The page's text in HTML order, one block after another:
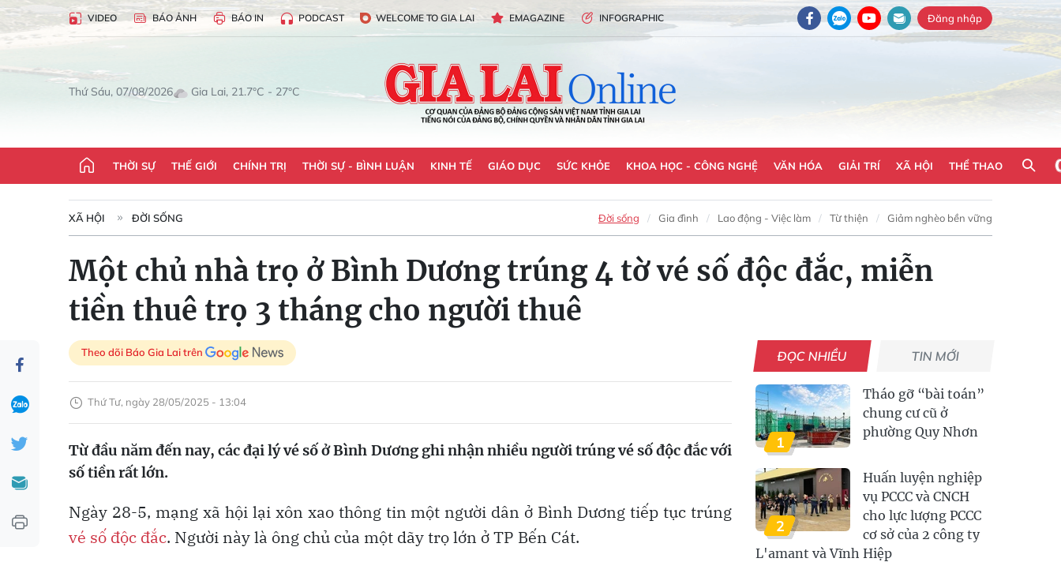
VIDEO BÁO ẢNH BÁO IN PODCAST WELCOME TO GIA LAI EMAGAZINE INFOGRAPHIC Đăng nhập
Thứ Sáu, 07/08/2026 Gia Lai, 21.7°C - 27°C
THỜI SỰ THẾ GIỚI CHÍNH TRỊ THỜI SỰ - BÌNH LUẬN KINH TẾ GIÁO DỤC SỨC KHỎE KHOA HỌC - CÔNG NGHỆ VĂN HÓA GIẢI TRÍ XÃ HỘI THỂ THAO
XÃ HỘI ĐỜI SỐNG Đời sống Gia đình Lao động - Việc làm Từ thiện Giảm nghèo bền vững
Một chủ nhà trọ ở Bình Dương trúng 4 tờ vé số độc đắc, miễn
tiền thuê trọ 3 tháng cho người thuê
Theo dõi Báo Gia Lai trên
Thứ Tư, ngày 28/05/2025 - 13:04
Từ đầu năm đến nay, các đại lý vé số ở Bình Dương ghi nhận nhiều người trúng vé số độc đắc với
số tiền rất lớn.
Ngày 28-5, mạng xã hội lại xôn xao thông tin một người dân ở Bình Dương tiếp tục trúng
vé số độc đắc. Người này là ông chủ của một dãy trọ lớn ở TP Bến Cát.
ĐỌC NHIỀU TIN MỚI
1
Tháo gỡ “bài toán”
chung cư cũ ở
phường Quy Nhơn
2
Huấn luyện nghiệp
vụ PCCC và CNCH
cho lực lượng PCCC
cơ sở của 2 công ty
L'amant và Vĩnh Hiệp